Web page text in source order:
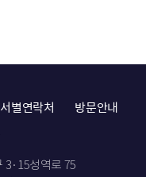
별연락처
방문안내
3·15성역로 75